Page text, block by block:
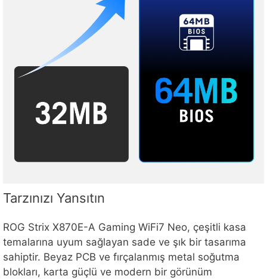
Tarzınızı Yansıtın
ROG Strix X870E-A Gaming WiFi7 Neo, çeşitli kasa
temalarına uyum sağlayan sade ve şık bir tasarıma
sahiptir. Beyaz PCB ve fırçalanmış metal soğutma
blokları, karta güçlü ve modern bir görünüm